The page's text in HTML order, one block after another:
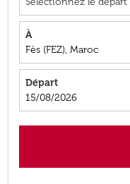
À
Fès (FEZ), Maroc
Départ
fc-booking-departure-
15/08/2026